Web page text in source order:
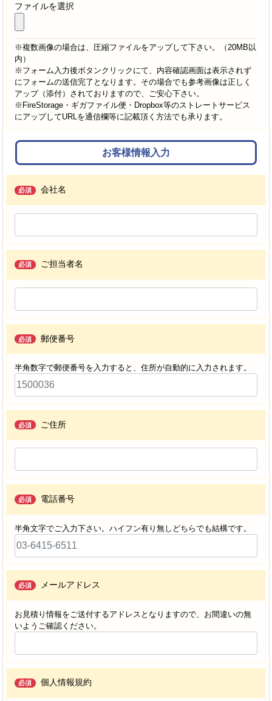
ファイルを選択
※複数画像の場合は、圧縮ファイルをアップして下さい。（20MB以
内）
※フォーム入力後ボタンクリックにて、内容確認画面は表示されず
にフォームの送信完了となります。その場合でも参考画像は正しく
アップ（添付）されておりますので、ご安心下さい。
※FireStorage・ギガファイル便・Dropbox等のストレートサービス
にアップしてURLを通信欄等に記載頂く方法でも承ります。
お客様情報入力
必須 会社名
必須 ご担当者名
必須 郵便番号
半角数字で郵便番号を入力すると、住所が自動的に入力されます。
必須 ご住所
必須 電話番号
半角文字でご入力下さい。ハイフン有り無しどちらでも結構です。
必須 メールアドレス
お見積り情報をご送付するアドレスとなりますので、お間違いの無
いようご確認ください。
必須 個人情報規約